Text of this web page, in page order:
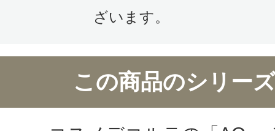
前から使用しているコスメデコルテ
ざいます。
この商品のシリー